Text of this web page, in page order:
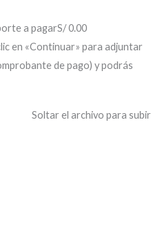
a pagarS/0.00
en «Continuar» para adjuntar
de pago) y podrás
Soltar el archivo para subir